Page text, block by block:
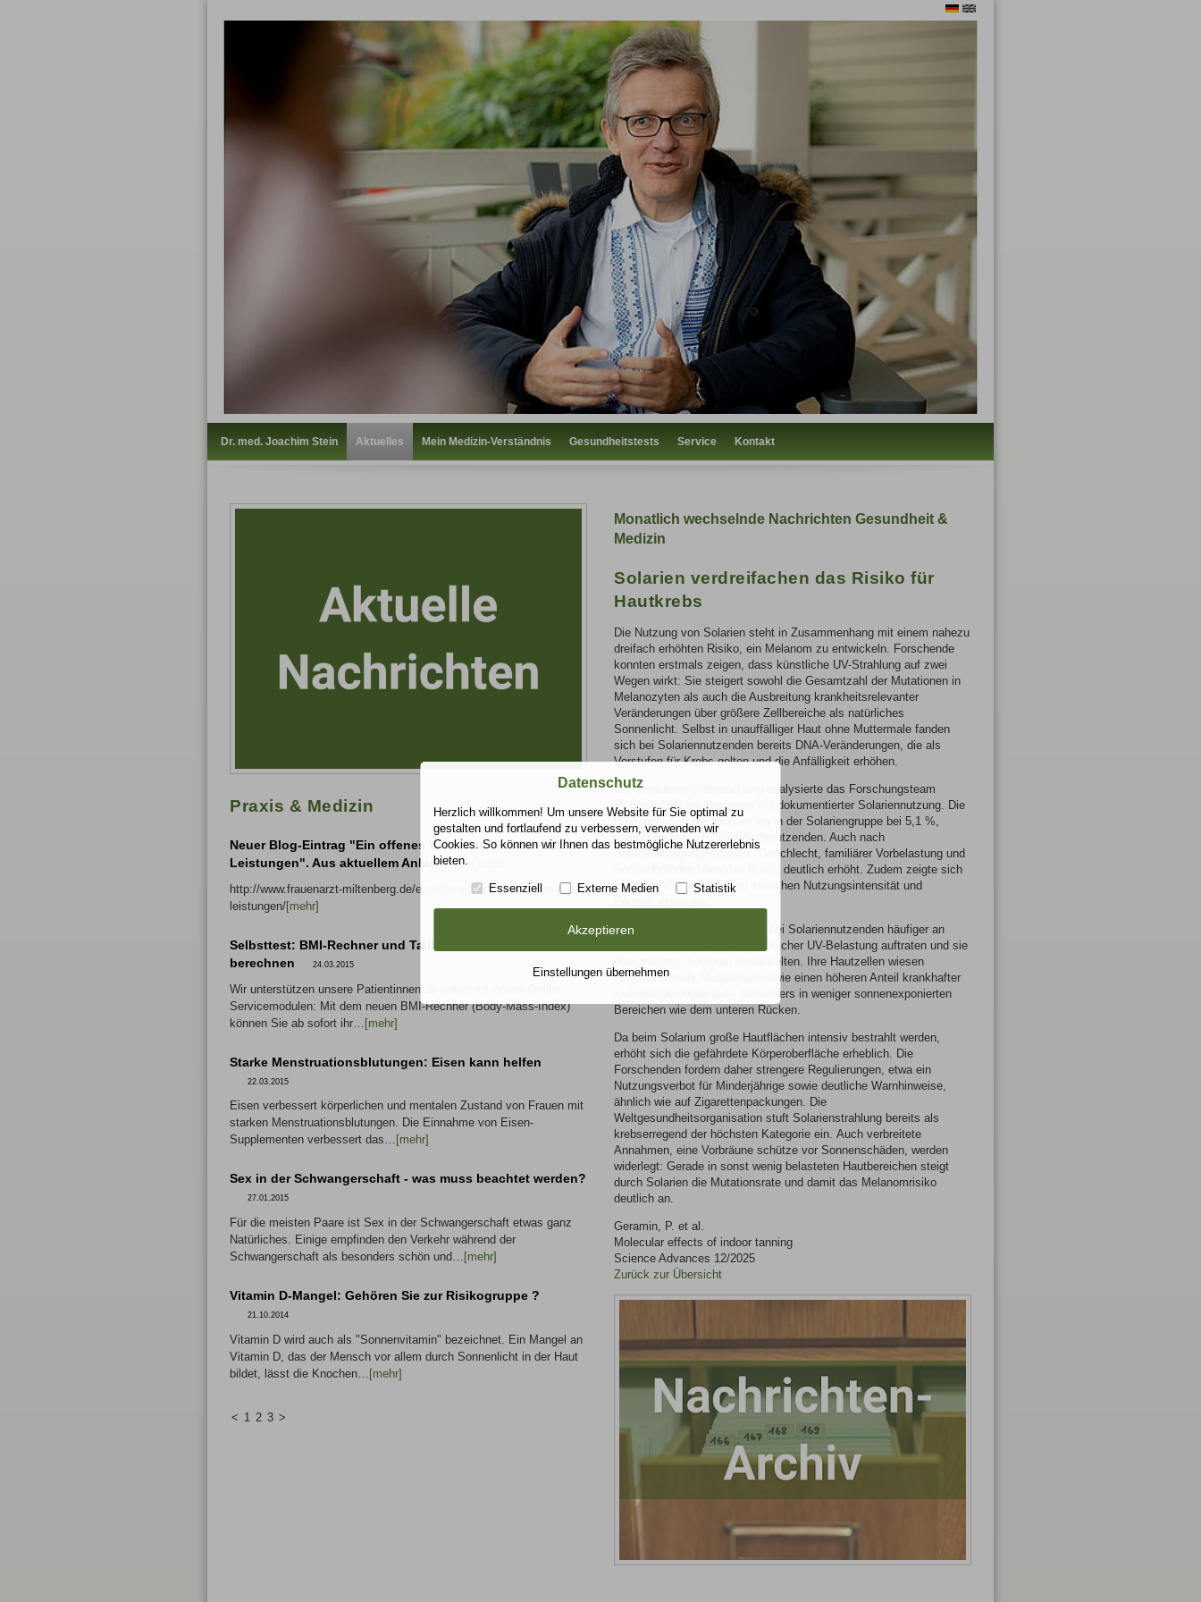
Dr. med. Joachim Stein Aktuelles Mein Medizin-Verständnis Gesundheitstests Service Kontakt
Praxis & Medizin
Neuer Blog-Eintrag "Ein offenes Wort zum Thema IGEL-
Leistungen". Aus aktuellem Anlass!
07.11.2015
http://www.frauenarzt-miltenberg.de/ein-offenes-wort-zum-thema-igel-
leistungen/[mehr]
Selbsttest: BMI-Rechner und Taille-Hüft-Verhältnis
berechnen
24.03.2015
Wir unterstützen unsere Patientinnen ab sofort mit neuen Online-
Servicemodulen: Mit dem neuen BMI-Rechner (Body-Mass-Index)
können Sie ab sofort ihr… [mehr]
Starke Menstruationsblutungen: Eisen kann helfen
22.03.2015
Eisen verbessert körperlichen und mentalen Zustand von Frauen mit
starken Menstruationsblutungen. Die Einnahme von Eisen-
Supplementen verbessert das… [mehr]
Sex in der Schwangerschaft - was muss beachtet werden?
27.01.2015
Für die meisten Paare ist Sex in der Schwangerschaft etwas ganz
Natürliches. Einige empfinden den Verkehr während der
Schwangerschaft als besonders schön und… [mehr]
Vitamin D-Mangel: Gehören Sie zur Risikogruppe ?
21.10.2014
Vitamin D wird auch als "Sonnenvitamin" bezeichnet. Ein Mangel an
Vitamin D, das der Mensch vor allem durch Sonnenlicht in der Haut
bildet, lässt die Knochen…
[mehr]
< 1 2 3 >
Monatlich wechselnde Nachrichten Gesundheit &
Medizin
Solarien verdreifachen das Risiko für
Hautkrebs
Die Nutzung von Solarien steht in Zusammenhang mit einem nahezu
dreifach erhöhten Risiko, ein Melanom zu entwickeln. Forschende
konnten erstmals zeigen, dass künstliche UV-Strahlung auf zwei
Wegen wirkt: Sie steigert sowohl die Gesamtzahl der Mutationen in
Melanozyten als auch die Ausbreitung krankheitsrelevanter
Veränderungen über größere Zellbereiche als natürliches
Sonnenlicht. Selbst in unauffälliger Haut ohne Muttermale fanden
sich bei Solariennutzenden bereits DNA-Veränderungen, die als
Vorstufen für Krebs gelten und die Anfälligkeit erhöhen.
Zur genaueren Untersuchung analysierte das Forschungsteam
Melanomfälle bei Personen mit dokumentierter Solariennutzung. Die
Häufigkeit von Melanomen lag in der Solariengruppe bei 5,1 %,
verglichen mit 2,1 % bei Nichtnutzenden. Auch nach
Berücksichtigung von Alter, Geschlecht, familiärer Vorbelastung und
Sonnenbränden blieb das Risiko deutlich erhöht. Zudem zeigte sich
ein klarer Zusammenhang zwischen Nutzungsintensität und
Auffällig war, dass Melanome bei Solariennutzenden häufiger an
Körperstellen mit geringer natürlicher UV-Belastung auftraten und sie
öfter mehrere Tumoren entwickelten. Ihre Hautzellen wiesen
insgesamt mehr Mutationen sowie einen höheren Anteil krankhafter
Zellveränderungen auf – besonders in weniger sonnenexponierten
Bereichen wie dem unteren Rücken.
Da beim Solarium große Hautflächen intensiv bestrahlt werden,
erhöht sich die gefährdete Körperoberfläche erheblich. Die
Forschenden fordern daher strengere Regulierungen, etwa ein
Nutzungsverbot für Minderjährige sowie deutliche Warnhinweise,
ähnlich wie auf Zigarettenpackungen. Die
Weltgesundheitsorganisation stuft Solarienstrahlung bereits als
krebserregend der höchsten Kategorie ein. Auch verbreitete
Annahmen, eine Vorbräune schütze vor Sonnenschäden, werden
widerlegt: Gerade in sonst wenig belasteten Hautbereichen steigt
durch Solarien die Mutationsrate und damit das Melanomrisiko
deutlich an.
Geramin, P. et al.
Molecular effects of indoor tanning
Science Advances 12/2025
Zurück zur Übersicht
Datenschutz
Herzlich willkommen! Um unsere Website für Sie optimal zu
gestalten und fortlaufend zu verbessern, verwenden wir
Cookies. So können wir Ihnen das bestmögliche Nutzererlebnis
bieten.
Essenziell Externe Medien Statistik
Akzeptieren
Einstellungen übernehmen